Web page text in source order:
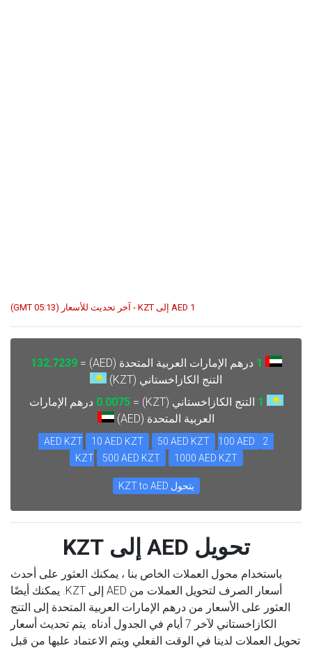
1 AED إلى KZT - آخر تحديث للأسعار (05:13 GMT)
1 درهم الإمارات العربية المتحدة (AED) =
132.7239
التنج الكازاخستاني (KZT)
1 التنج الكازاخستاني (KZT) = 0.0075 درهم الإمارات
العربية المتحدة (AED)
2 AED KZT
10 AED KZT 50 AED KZT
100 AED
KZT
500 AED KZT 1000 AED KZT
يتحول KZT to AED
تحويل AED إلى KZT
باستخدام محول العملات الخاص بنا ، يمكنك العثور على أحدث
أسعار الصرف لتحويل العملات من AED إلى KZT. يمكنك أيضًا
العثور على الأسعار من درهم الإمارات العربية المتحدة إلى التنج
الكازاخستاني لآخر 7 أيام في الجدول أدناه. يتم تحديث أسعار
تحويل العملات لدينا في الوقت الفعلي ويتم الاعتماد عليها من قبل